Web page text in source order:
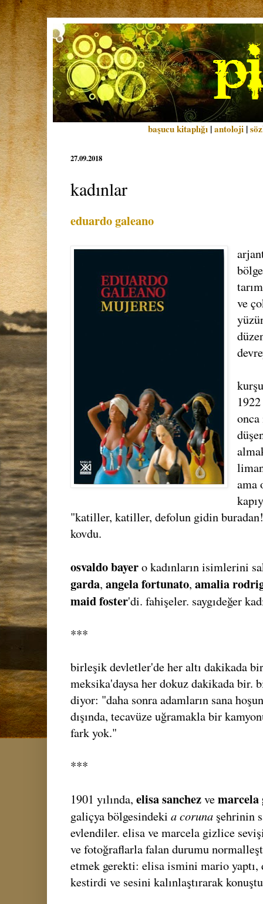
başucu kitaplığı |antoloji |
27.09.2018
kadınlar
eduardo galeano
ve
ama
"katiller, katiller, defolun gidin
kovdu.
osvaldo bayero kadınların isimlerini
garda, angela fortunato, amalia
maid foster'di. fahişeler. saygıdeğer
***
birleşik devletler'de her altı dakikada
meksika'daysa her dokuz dakikada bir.
diyor: "daha sonra adamların sana
dışında, tecavüze uğramakla bir
fark yok."
***
1901 yılında, elisa sanchezvemarcela
galiçya bölgesindeki a coruna şehrinin
evlendiler. elisa ve marcela gizlice
ve fotoğraflarla falan durumu
etmek gerekti: elisa ismini mario yaptı,
kestirdi ve sesini kalınlaştırarak